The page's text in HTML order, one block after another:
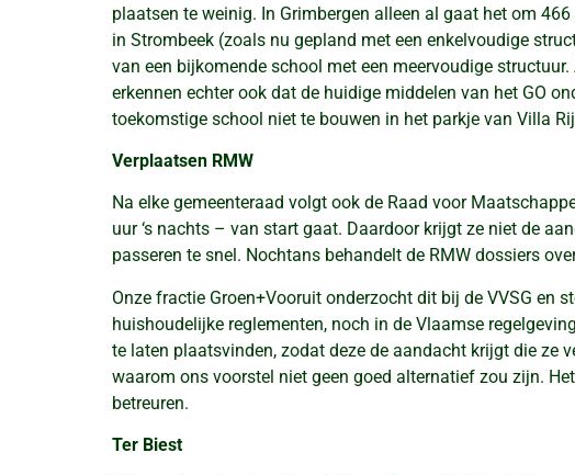
plaatsen te weinig. In Grimbergen alleen al gaat het om
in Strombeek (zoals nu gepland met een enkelvoudige
van een bijkomende school met een meervoudige
erkennen echter ook dat de huidige middelen van het GO
toekomstige school niet te bouwen in het parkje van Villa
Verplaatsen RMW
Na elke gemeenteraad volgt ook de Raad voor
uur ‘s nachts – van start gaat. Daardoor krijgt ze niet de
passeren te snel. Nochtans behandelt de RMW dossiers
Onze fractie Groen+Vooruit onderzocht dit bij de VVSG en
huishoudelijke reglementen, noch in de Vlaamse
te laten plaatsvinden, zodat deze de aandacht krijgt die ze
waarom ons voorstel niet geen goed alternatief zou zijn.
betreuren.
Ter Biest